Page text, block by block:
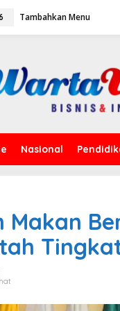
Tambahkan Menu
Nasional
Makan